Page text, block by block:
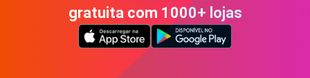
gratuita com 1000+ lojas